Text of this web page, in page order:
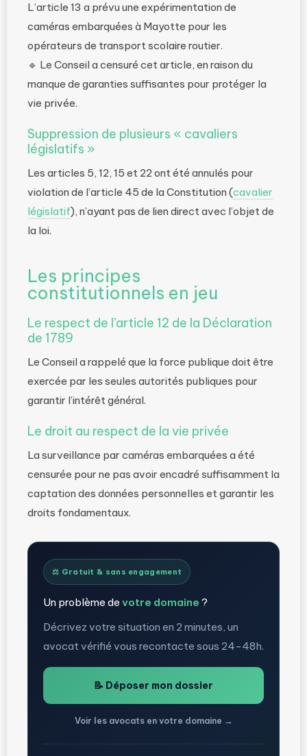
L’article 13 a prévu une expérimentation de
caméras embarquées à Mayotte pour les
opérateurs de transport scolaire routier.
🔹 Le Conseil a censuré cet article, en raison du
manque de garanties suffisantes pour protéger la
vie privée.
Suppression de plusieurs « cavaliers
législatifs »
Les articles 5, 12, 15 et 22 ont été annulés pour
violation de l’article 45 de la Constitution (cavalier
législatif), n’ayant pas de lien direct avec l’objet de
la loi.
Les principes
constitutionnels en jeu
Le respect de l’article 12 de la Déclaration
de 1789
Le Conseil a rappelé que la force publique doit être
exercée par les seules autorités publiques pour
garantir l’intérêt général.
Le droit au respect de la vie privée
La surveillance par caméras embarquées a été
censurée pour ne pas avoir encadré suffisamment la
captation des données personnelles et garantir les
droits fondamentaux.
⚖️ Gratuit & sans engagement
Un problème de votre domaine ?
Décrivez votre situation en 2 minutes, un
avocat vérifié vous recontacte sous 24-48h.
📝 Déposer mon dossier
Voir les avocats en votre domaine →